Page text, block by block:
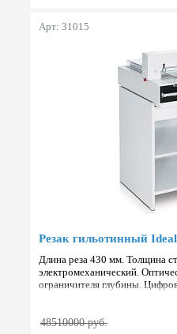
Арт: 31015
Резак гильотинный
Длина реза 430 мм. Толщина
электромеханический.
ограничителя глубины.
48510000 руб.